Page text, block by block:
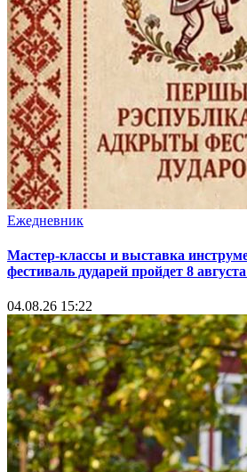
Ежедневник
Мастер-классы и выставка
фестиваль дударей пройдет 8
04.08.26 15:22